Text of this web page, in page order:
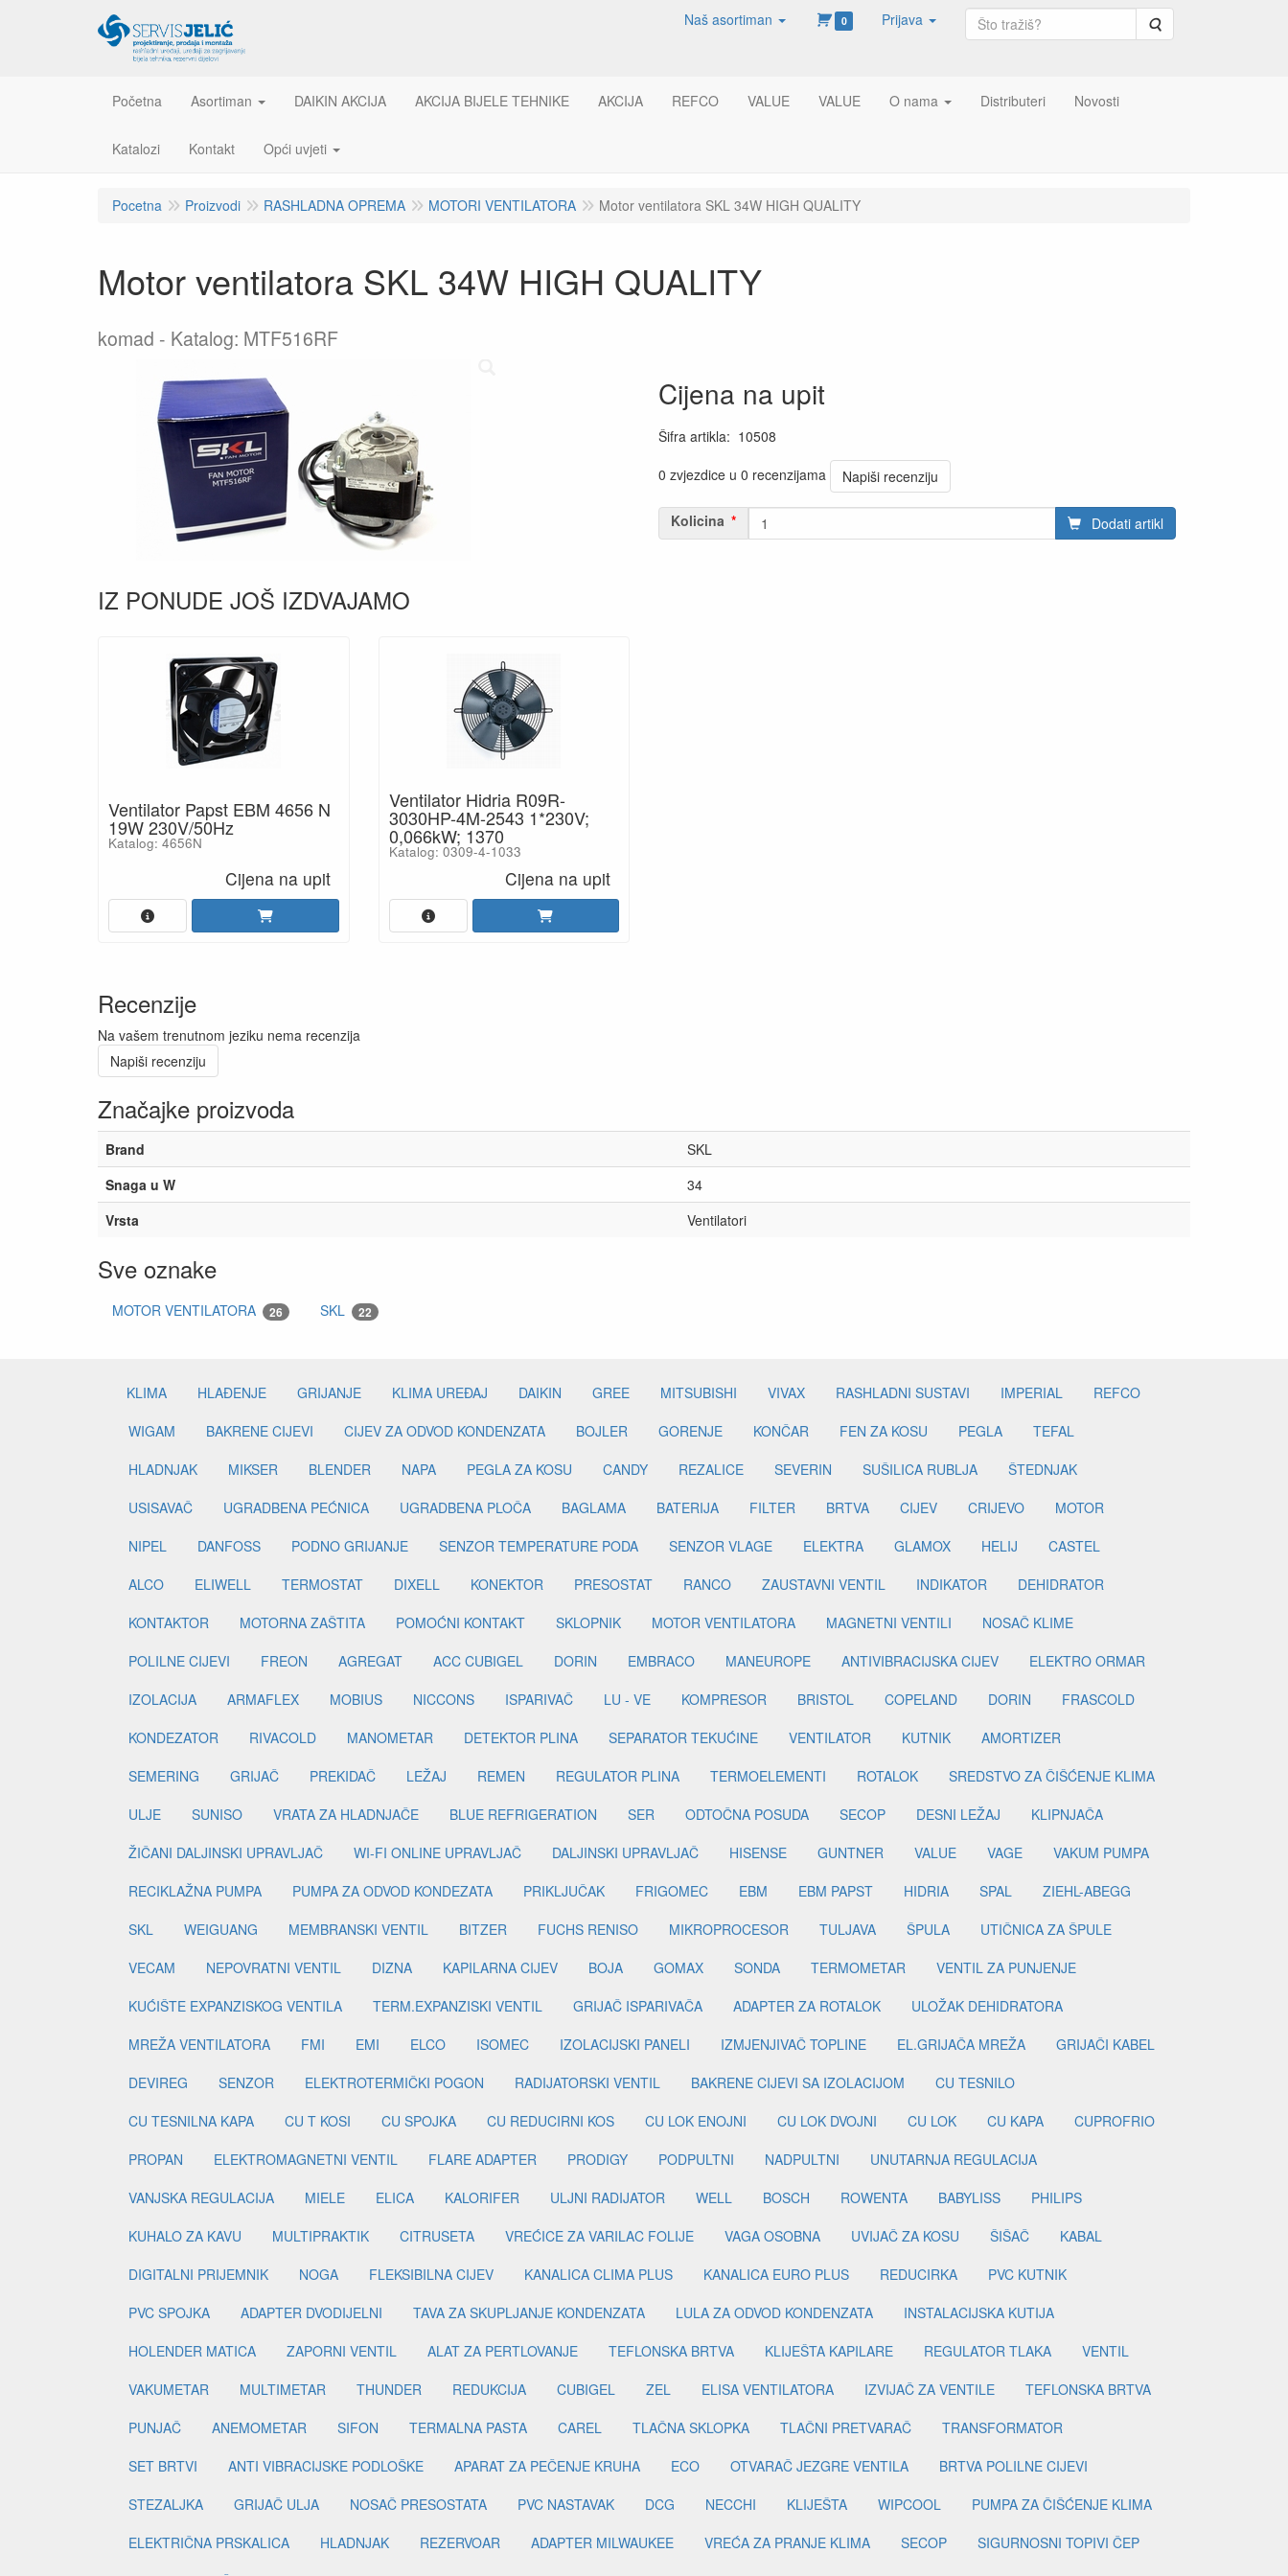
Naš asortiman 0 Prijava Pretraga
Početna Asortiman DAIKIN AKCIJA AKCIJA BIJELE TEHNIKE AKCIJA REFCO VALUE VALUE O nama Distributeri Novosti
Katalozi Kontakt Opći uvjeti
Pocetna Proizvodi RASHLADNA OPREMA MOTORI VENTILATORA Motor ventilatora SKL 34W HIGH QUALITY
Motor ventilatora SKL 34W HIGH QUALITY
komad Katalog: MTF516RF
Cijena na upit
Šifra artikla: 10508
0 zvjezdice u 0 recenzijama
Napiši recenziju
Kolicina Dodati artikl
IZ PONUDE JOŠ IZDVAJAMO
Ventilator Papst EBM 4656 N
19W 230V/50Hz
Katalog: 4656N
Cijena na upit
Ventilator Hidria R09R-
3030HP-4M-2543 1*230V;
0,066kW; 1370
Katalog: 0309-4-1033
Cijena na upit
Recenzije
Na vašem trenutnom jeziku nema recenzija
Napiši recenziju
Značajke proizvoda
Brand
SKL
Snaga u W
34
Vrsta
Ventilatori
Sve oznake
MOTOR VENTILATORA 26 SKL 22
KLIMA HLAĐENJE GRIJANJE KLIMA UREĐAJ DAIKIN GREE MITSUBISHI VIVAX RASHLADNI SUSTAVI IMPERIAL
REFCO
WIGAM
BAKRENE CIJEVI CIJEV ZA ODVOD KONDENZATA BOJLER GORENJE KONČAR FEN ZA KOSU PEGLA
TEFAL
HLADNJAK
MIKSER BLENDER NAPA PEGLA ZA KOSU CANDY REZALICE SEVERIN SUŠILICA RUBLJA
ŠTEDNJAK
USISAVAČ
UGRADBENA PEĆNICA UGRADBENA PLOČA BAGLAMA BATERIJA FILTER BRTVA CIJEV CRIJEVO
MOTOR
NIPEL
DANFOSS PODNO GRIJANJE SENZOR TEMPERATURE PODA SENZOR VLAGE ELEKTRA GLAMOX HELIJ
CASTEL
ALCO
ELIWELL TERMOSTAT DIXELL KONEKTOR PRESOSTAT RANCO ZAUSTAVNI VENTIL INDIKATOR
DEHIDRATOR
KONTAKTOR
MOTORNA ZAŠTITA POMOĆNI KONTAKT SKLOPNIK MOTOR VENTILATORA MAGNETNI VENTILI
NOSAČ KLIME
POLILNE CIJEVI
FREON AGREGAT ACC CUBIGEL DORIN EMBRACO MANEUROPE ANTIVIBRACIJSKA CIJEV
ELEKTRO ORMAR
IZOLACIJA
ARMAFLEX MOBIUS NICCONS ISPARIVAČ LU - VE KOMPRESOR BRISTOL COPELAND DORIN
FRASCOLD
KONDEZATOR
RIVACOLD MANOMETAR DETEKTOR PLINA SEPARATOR TEKUĆINE VENTILATOR KUTNIK
AMORTIZER
SEMERING
GRIJAČ PREKIDAČ LEŽAJ REMEN REGULATOR PLINA TERMOELEMENTI ROTALOK
SREDSTVO ZA ČIŠĆENJE KLIMA
ULJE
SUNISO VRATA ZA HLADNJAČE BLUE REFRIGERATION SER ODTOČNA POSUDA SECOP DESNI LEŽAJ
KLIPNJAČA
ŽIČANI DALJINSKI UPRAVLJAČ
WI-FI ONLINE UPRAVLJAČ DALJINSKI UPRAVLJAČ HISENSE GUNTNER VALUE VAGE
VAKUM PUMPA
RECIKLAŽNA PUMPA
PUMPA ZA ODVOD KONDEZATA PRIKLJUČAK FRIGOMEC EBM EBM PAPST HIDRIA SPAL
ZIEHL-ABEGG
SKL
WEIGUANG MEMBRANSKI VENTIL BITZER FUCHS RENISO MIKROPROCESOR TULJAVA ŠPULA
UTIČNICA ZA ŠPULE
VECAM
NEPOVRATNI VENTIL DIZNA KAPILARNA CIJEV BOJA GOMAX SONDA TERMOMETAR
VENTIL ZA PUNJENJE
KUĆIŠTE EXPANZISKOG VENTILA
TERM.EXPANZISKI VENTIL GRIJAČ ISPARIVAČA ADAPTER ZA ROTALOK
ULOŽAK DEHIDRATORA
MREŽA VENTILATORA
FMI EMI ELCO ISOMEC IZOLACIJSKI PANELI IZMJENJIVAČ TOPLINE EL.GRIJAČA MREŽA
GRIJAČI KABEL
DEVIREG
SENZOR ELEKTROTERMIČKI POGON RADIJATORSKI VENTIL BAKRENE CIJEVI SA IZOLACIJOM
CU TESNILO
CU TESNILNA KAPA
CU T KOSI CU SPOJKA CU REDUCIRNI KOS CU LOK ENOJNI CU LOK DVOJNI CU LOK CU KAPA
CUPROFRIO
PROPAN
ELEKTROMAGNETNI VENTIL FLARE ADAPTER PRODIGY PODPULTNI NADPULTNI
UNUTARNJA REGULACIJA
VANJSKA REGULACIJA
MIELE ELICA KALORIFER ULJNI RADIJATOR WELL BOSCH ROWENTA BABYLISS
PHILIPS
KUHALO ZA KAVU
MULTIPRAKTIK CITRUSETA VREĆICE ZA VARILAC FOLIJE VAGA OSOBNA UVIJAČ ZA KOSU ŠIŠAČ
KABAL
DIGITALNI PRIJEMNIK
NOGA FLEKSIBILNA CIJEV KANALICA CLIMA PLUS KANALICA EURO PLUS REDUCIRKA
PVC KUTNIK
PVC SPOJKA
ADAPTER DVODIJELNI TAVA ZA SKUPLJANJE KONDENZATA LULA ZA ODVOD KONDENZATA
INSTALACIJSKA KUTIJA
HOLENDER MATICA
ZAPORNI VENTIL ALAT ZA PERTLOVANJE TEFLONSKA BRTVA KLIJEŠTA KAPILARE REGULATOR TLAKA
VENTIL
VAKUMETAR
MULTIMETAR THUNDER REDUKCIJA CUBIGEL ZEL ELISA VENTILATORA IZVIJAČ ZA VENTILE
TEFLONSKA BRTVA
PUNJAČ
ANEMOMETAR SIFON TERMALNA PASTA CAREL TLAČNA SKLOPKA TLAČNI PRETVARAČ
TRANSFORMATOR
SET BRTVI
ANTI VIBRACIJSKE PODLOŠKE APARAT ZA PEČENJE KRUHA ECO OTVARAČ JEZGRE VENTILA
BRTVA POLILNE CIJEVI
STEZALJKA
GRIJAČ ULJA NOSAČ PRESOSTATA PVC NASTAVAK DCG NECCHI KLIJEŠTA WIPCOOL
PUMPA ZA ČIŠĆENJE KLIMA
ELEKTRIČNA PRSKALICA
HLADNJAK REZERVOAR ADAPTER MILWAUKEE VREĆA ZA PRANJE KLIMA SECOP
SIGURNOSNI TOPIVI ČEP